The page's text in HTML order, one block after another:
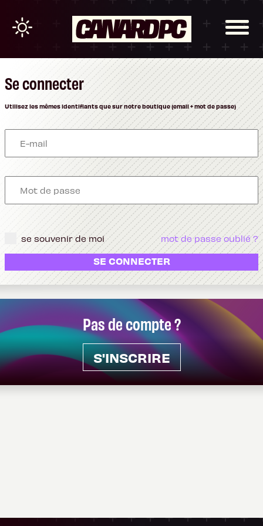
Pas de compte ?
S'INSCRIRE
Se connecter
Utilisez les mêmes identifiants que sur notre boutique (email + mot de passe)
se souvenir de moi mot de passe oublié ?
SE CONNECTER